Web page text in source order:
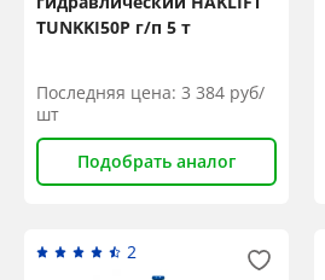
TUNKKI50P г/п 5 т
Последняя цена: 3 384 руб/
шт
Подобрать аналог
2